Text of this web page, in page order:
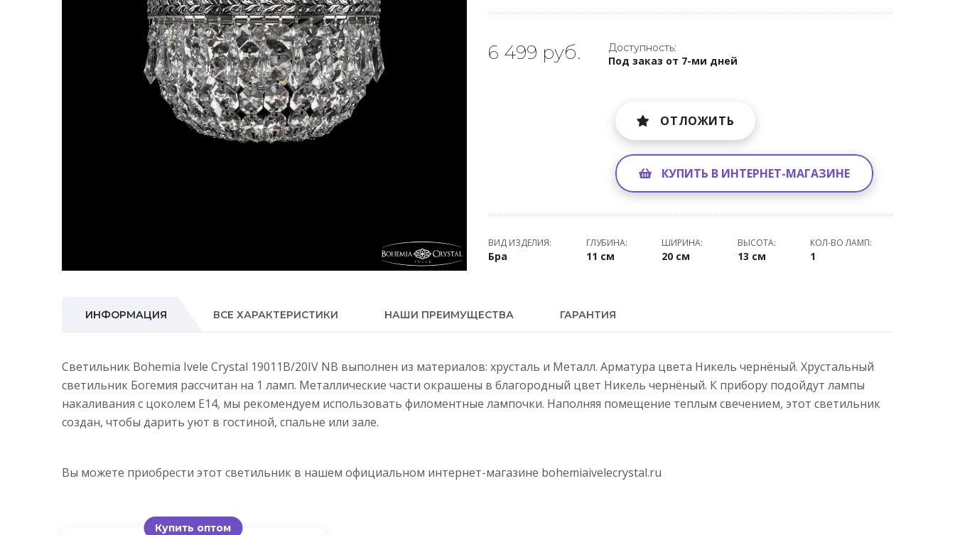
6 499 руб. Доступность:
Под заказ от 7-ми дней
ОТЛОЖИТЬ
КУПИТЬ В ИНТЕРНЕТ-МАГАЗИНЕ
ВИД ИЗДЕЛИЯ:
Бра
ГЛУБИНА:
11 см
ШИРИНА:
20 см
ВЫСОТА:
13 см
КОЛ-ВО ЛАМП:
1
ИНФОРМАЦИЯ ВСЕ ХАРАКТЕРИСТИКИ НАШИ ПРЕИМУЩЕСТВА ГАРАНТИЯ
Светильник Bohemia Ivele Crystal 19011B/20IV NB выполнен из материалов: хрусталь и Металл. Арматура цвета Никель чернёный. Хрустальный
светильник Богемия рассчитан на 1 ламп. Металлические части окрашены в благородный цвет Никель чернёный. К прибору подойдут лампы
накаливания с цоколем E14, мы рекомендуем использовать филоментные лампочки. Наполняя помещение теплым свечением, этот светильник
создан, чтобы дарить уют в гостиной, спальне или зале.
Вы можете приобрести этот светильник в нашем официальном интернет-магазине bohemiaivelecrystal.ru
Купить оптом